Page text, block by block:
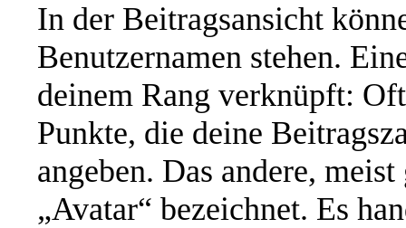
In der Beitragsansicht
Benutzernamen stehen.
deinem Rang verknüpft:
Punkte, die deine
angeben. Das andere,
„Avatar“ bezeichnet. Es